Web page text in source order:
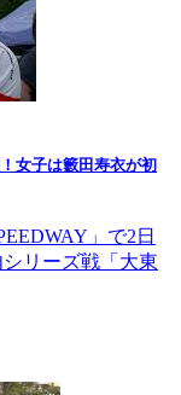
女子は籔田寿衣が初
」で2日
リーズ戦「大東